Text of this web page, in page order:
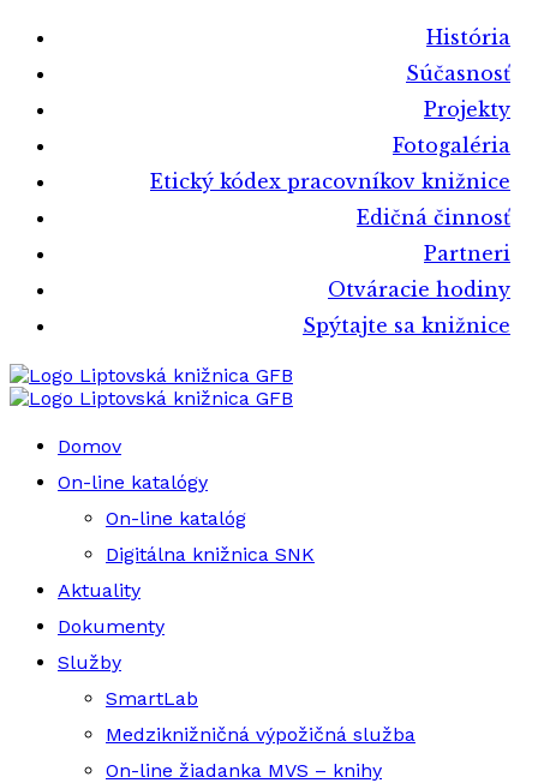
História
Súčasnosť
Projekty
Fotogaléria
Etický kódex pracovníkov knižnice
Edičná činnosť
Partneri
Otváracie hodiny
Spýtajte sa knižnice
Liptovská knižnica GFB
Liptovská knižnica GFB
Domov
On-line katalógy
On-line katalóg
Digitálna knižnica SNK
Aktuality
Dokumenty
Služby
SmartLab
Medziknižničná výpožičná služba
On-line žiadanka MVS – knihy